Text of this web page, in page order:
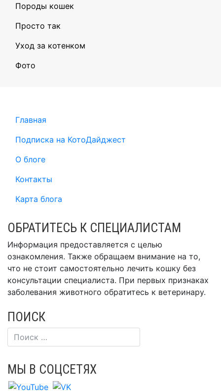
Породы кошек
Просто так
Уход за котенком
Фото
Главная
Подписка на КотоДайджест
О блоге
Контакты
Карта блога
ОБРАТИТЕСЬ К СПЕЦИАЛИСТАМ
Информация предоставляется с целью
ознакомления. Также обращаем внимание на то,
что не стоит самостоятельно лечить кошку без
консультации специалиста. При первых признаках
заболевания животного обратитесь к ветеринару.
ПОИСК
МЫ В СОЦСЕТЯХ